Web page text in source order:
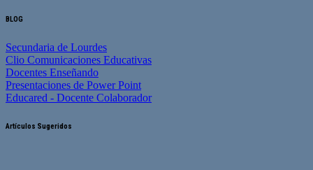
BLOG
Secundaria de Lourdes
Clio Comunicaciones Educativas
Docentes Enseñando
Presentaciones de Power Point
Educared - Docente Colaborador
Artículos Sugeridos